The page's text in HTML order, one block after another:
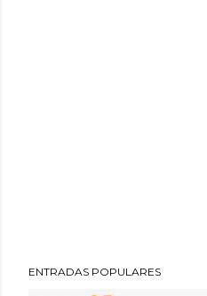
ENTRADAS POPULARES